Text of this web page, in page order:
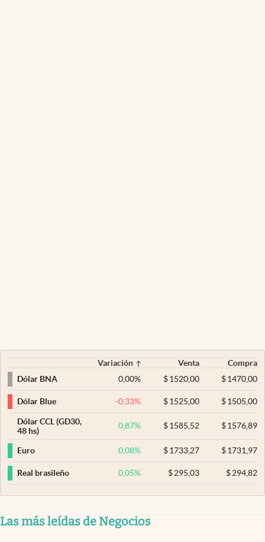
Variación Venta
Compra
Dólar BNA
0,00% $ 1520,00 $1470,00
Dólar Blue -0,33% $ 1525,00 $1505,00
Dólar CCL (GD30,
48 hs)
0,87% $ 1585,52 $1576,89
Euro 0,08% $ 1733,27 $1731,97
Real brasileño 0,05% $ 295,03 $294,82
Las más leídas de Negocios